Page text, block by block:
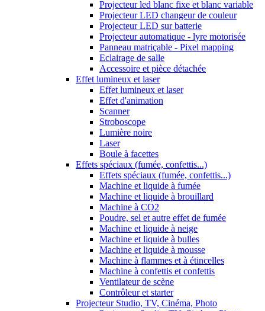
Projecteur led blanc fixe et blanc variable
Projecteur LED changeur de couleur
Projecteur LED sur batterie
Projecteur automatique - lyre motorisée
Panneau matriçable - Pixel mapping
Eclairage de salle
Accessoire et pièce détachée
Effet lumineux et laser
Effet lumineux et laser
Effet d'animation
Scanner
Stroboscope
Lumière noire
Laser
Boule à facettes
Effets spéciaux (fumée, confettis...)
Effets spéciaux (fumée, confettis...)
Machine et liquide à fumée
Machine et liquide à brouillard
Machine à CO2
Poudre, sel et autre effet de fumée
Machine et liquide à neige
Machine et liquide à bulles
Machine et liquide à mousse
Machine à flammes et à étincelles
Machine à confettis et confettis
Ventilateur de scène
Contrôleur et starter
Projecteur Studio, TV, Cinéma, Photo